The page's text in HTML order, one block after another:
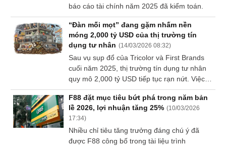
báo cáo tài chính năm 2025 đã kiểm toán.
“Đàn mối mọt” đang gặm nhấm nền
móng 2,000 tỷ USD của thị trường tín
dụng tư nhân (14/03/2026 08:32)
Sau vụ sụp đổ của Tricolor và First Brands
cuối năm 2025, thị trường tín dụng tư nhân
quy mô 2,000 tỷ USD tiếp tục rạn nứt. Việc
các quỹ khổng lồ đồng loạt khóa cửa chặn
nhà đầu tư rút tiền cho thấy vấn đề không
chỉ là vài "con gián" đi lạc, mà là đàn mối
đang ăn rỗng nền móng hệ thống tài chính.
F88 đặt mục tiêu bứt phá trong năm bản
lề 2026, lợi nhuận tăng 25% (10/03/2026
17:34)
Nhiều chỉ tiêu tăng trưởng đáng chú ý đã
được F88 công bố trong tài liệu trình
TIỆN
ÍCH
BẤT
ĐỘNG
SẢN